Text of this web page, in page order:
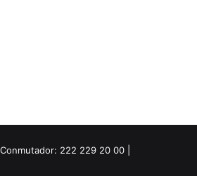
222 229 20 00 |